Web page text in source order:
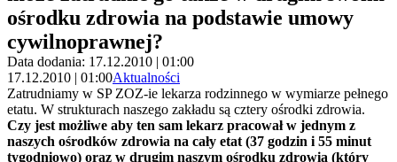
ośrodku zdrowia na podstawie umowy
cywilnoprawnej?
Data dodania: 17.12.2010 | 01:00
17.12.2010 | 01:00Aktualności
Zatrudniamy w SP ZOZ-ie lekarza rodzinnego w wymiarze pełnego
etatu. W strukturach naszego zakładu są cztery ośrodki zdrowia.
Czy jest możliwe aby ten sam lekarz pracował w jednym z
naszych ośrodków zdrowia na cały etat (37 godzin i 55 minut
tygodniowo) oraz w drugim naszym ośrodku zdrowia (który